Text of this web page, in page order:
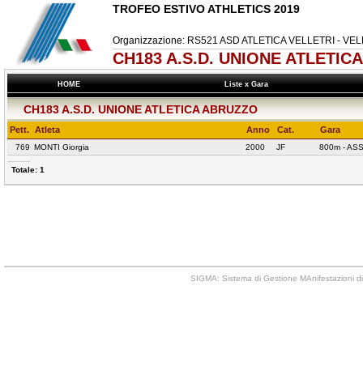
TROFEO ESTIVO ATHLETICS 2019
Organizzazione: RS521 ASD ATLETICA VELLETRI -
CH183 A.S.D. UNIONE
HOME Liste x Gara
CH183 A.S.D. UNIONE ATLETICA ABRUZZO
Pett. Atleta Anno Cat. Gara
769 MONTI Giorgia 2000 JF 800m -
Totale: 1
SIGMA: Sistema di Gestione MAnifestazioni